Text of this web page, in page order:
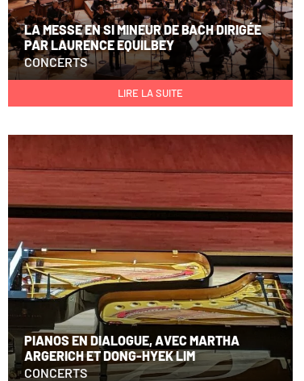
LA MESSE EN SI MINEUR DE BACH DIRIGÉE
PAR LAURENCE EQUILBEY
CONCERTS
LIRE LA SUITE
PIANOS EN DIALOGUE, AVEC MARTHA
ARGERICH ET DONG-HYEK LIM
CONCERTS